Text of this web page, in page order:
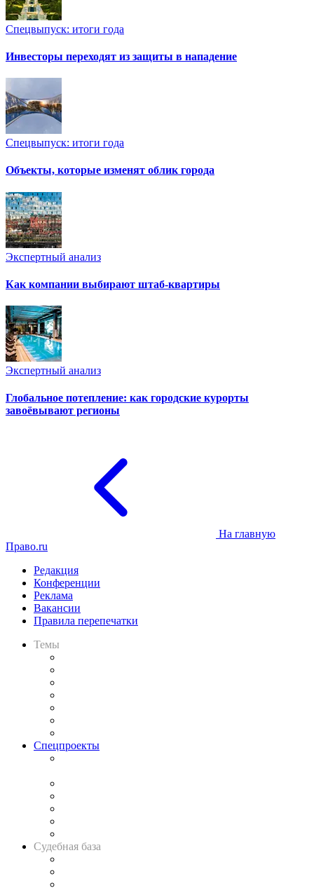
Спецвыпуск: итоги года
Инвесторы переходят из защиты в нападение
Спецвыпуск: итоги года
Объекты, которые изменят облик города
Экспертный анализ
Как компании выбирают штаб-квартиры
Экспертный анализ
Глобальное потепление: как городские курорты
завоёвывают регионы
На главную
Право.ru
Редакция
Конференции
Реклама
Вакансии
Правила перепечатки
Темы
Спецпроекты
Судебная база